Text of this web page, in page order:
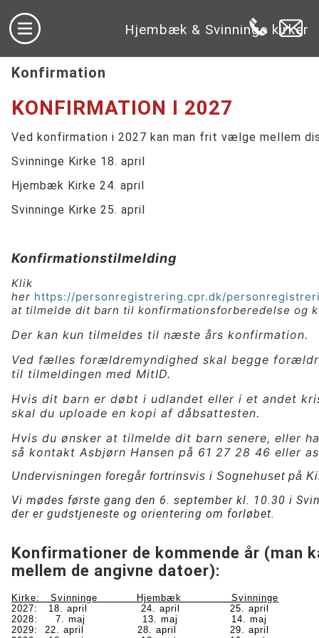
Hjembæk & Svinninge kirker
Konfirmation
KONFIRMATION I 2027
Ved konfirmation i 2027 kan man frit vælge mellem
Svinninge Kirke 18. april
Hjembæk Kirke 24. april
Svinninge Kirke 25. april
Konfirmationstilmelding
Klik
her https://personregistrering.cpr.dk/
at tilmelde dit barn til konfirmationsforberedelse og
Der kan kun tilmeldes til næste års konfirmation.
Ved fælles forældremyndighed skal begge
til tilmeldingen med MitID.
Hvis dit barn er døbt i udlandet eller i et andet
skal du uploade en kopi af dåbsattesten.
Hvis du ønsker at tilmelde dit barn senere, eller
så kontakt Asbjørn Hansen på 61 27 28 46 eller
Undervisningen foregår fortrinsvis i Sognehuset på
Vi mødes første gang den 6. september kl. 10.30 i
der er gudstjeneste og orientering om forløbet.
Konfirmationer de kommende år (man
mellem de angivne datoer):
Kirke: Svinninge Hjembæk Svinninge
2027: 18. april 24. april 25. april
2028: 7. maj 13. maj 14. maj
2029: 22. april 28. april 29. april